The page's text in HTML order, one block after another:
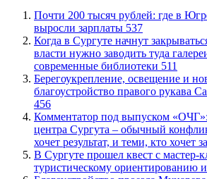
​Почти 200 тысяч рублей: где в
выросли зарплаты 537
​Когда в Сургуте начнут
власти нужно заводить туда
современные библиотеки 511
Берегоукрепление, освещение и
благоустройство правого рукава
456
​Комментатор под выпуском
центра Сургута – обычный
хочет результат, и теми, кто хочет
В Сургуте прошел квест с мастер-
туристическому ориентированию и